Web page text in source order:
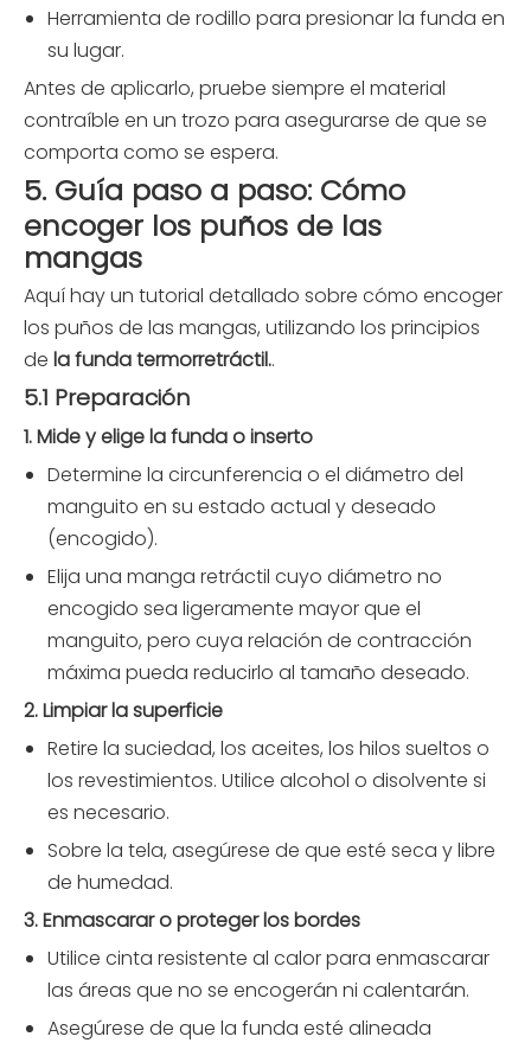
Herramienta de rodillo para presionar la funda en
su lugar.
Antes de aplicarlo, pruebe siempre el material
contraíble en un trozo para asegurarse de que se
comporta como se espera.
5. Guía paso a paso: Cómo
encoger los puños de las
mangas
Aquí hay un tutorial detallado sobre cómo encoger
los puños de las mangas, utilizando los principios
de la funda termorretráctil..
5.1 Preparación
1. Mide y elige la funda o inserto
Determine la circunferencia o el diámetro del
manguito en su estado actual y deseado
(encogido).
Elija una manga retráctil cuyo diámetro no
encogido sea ligeramente mayor que el
manguito, pero cuya relación de contracción
máxima pueda reducirlo al tamaño deseado.
2. Limpiar la superficie
Retire la suciedad, los aceites, los hilos sueltos o
los revestimientos. Utilice alcohol o disolvente si
es necesario.
Sobre la tela, asegúrese de que esté seca y libre
de humedad.
3. Enmascarar o proteger los bordes
Utilice cinta resistente al calor para enmascarar
las áreas que no se encogerán ni calentarán.
Asegúrese de que la funda esté alineada